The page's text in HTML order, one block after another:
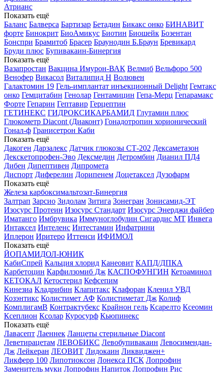
Атрианс
Показать ещё
Баланс Балверса Бартизар Бетадин Бикакс онко БИНАВИТ
форте Бинокрит БиоАмикус Биотин Биошейк Бозентан
Бонспри Брамитоб Брасер Браунодин Б.Браун Бревикард
Бруди плюс Бупивакаин-Бинергия
Показать ещё
Вазапростан Вакцина Имурон-ВАК Велмиб Вельфоро 500
Венофер Викасол Виталипид Н Волювен
Галактомин 19 Гель-имплантат инъекционный Delight Гемтакс
онко Гемцитабин Генолар Гентамицин Гепа-Мерц Гепарамакс
Форте Гепарин Гептавир Герцептин
ГЕТИНЕКС ГИДРОКСИКАРБАМИД Глутамин плюс
Глюкометр Diacont (Диаконт) Гонадотропин хорионический
Гонал-ф Гранисетрон Каби
Показать ещё
Дакоген Дарзалекс Датчик глюкозы СТ-202 Дексаметазон
Декскетопрофен-Эво Дексмедин Детромбин Дианил ПД4
Дибен Дипептивен Дипромета
Диспорт Диферелин Дорипенем Доцетаксел Дузофарм
Показать ещё
Железа карбоксимальтозат-Бинергия
Залтрап Зарсио Зидолам Зитига Зонегран Зонисамид-ЭТ
Изосурс Протеин Изосурс Стандарт Изосурс Энерджи файбер
Иматанго Имбрувика Иммуноглобулин Сигардис МТ Инвега
Интаксел Интеленс Интестамин Инфатрини
Иплерон Иритеро Иттенси ИФИМОЛ
Показать ещё
ЙОПАМИДОЛ-ЮНИК
КабиСпрей Кальция хлорид Канеовит КАПД/ДПКА
Карбетоцин Карфилзомиб Дж КАСПОФУНГИН Кетоаминол
КЕТОКАЛ Кетостерил Кефсепим
Кинезиа Кладрибин Клапитакс Клафоран Кленил УВД
Козэнтикс Колистимет АФ Колистиметат Дж Колиф
КомплигамВ Контрактубекс Крайнон гель Ксарелто Ксеомин
Ксеплион Ксолар Куросурф Кьюпинекс
Показать ещё
Лавасепт Лаеннек Ланцеты стерильные Diacont
Леветирацетам ЛЕВОБИКС Левобупивакаин Левосимендан-
Дж Лейкеран ЛЕОВИТ Лидокаин Ликвиджен+
Ликферр 100 Липотиоксон Лонекса ПСК Лопрофин
Заменитель муки Лопрофин Напиток Лопрофин Рис